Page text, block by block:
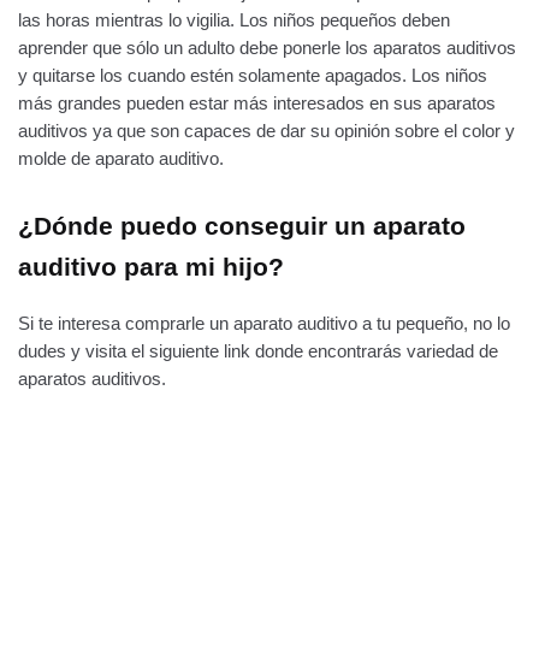
las horas mientras lo vigilia. Los niños pequeños deben
aprender que sólo un adulto debe ponerle los aparatos auditivos
y quitarse los cuando estén solamente apagados. Los niños
más grandes pueden estar más interesados ​​en sus aparatos
auditivos ya que son capaces de dar su opinión sobre el color y
molde de aparato auditivo.
¿Dónde puedo conseguir un aparato
auditivo para mi hijo?
Si te interesa comprarle un aparato auditivo a tu pequeño, no lo
dudes y visita el siguiente link donde encontrarás variedad de
aparatos auditivos.